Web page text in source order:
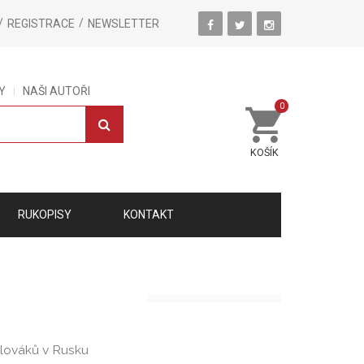
REGISTRACE NEWSLETTER
NAŠI AUTOŘI
KOŠÍK
0
RUKOPISY KONTAKT
v Rusku